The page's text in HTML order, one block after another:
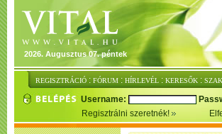
2026. Augusztus 07. péntek
REGISZTRÁCIÓ : FÓRUM : HÍRLEVÉL : KERESŐK :
Username:
Regisztrálni szeretnék!